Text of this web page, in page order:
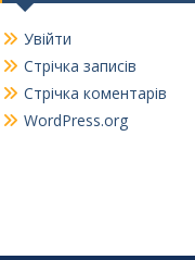
Увійти
Стрічка записів
Стрічка коментарів
WordPress.org